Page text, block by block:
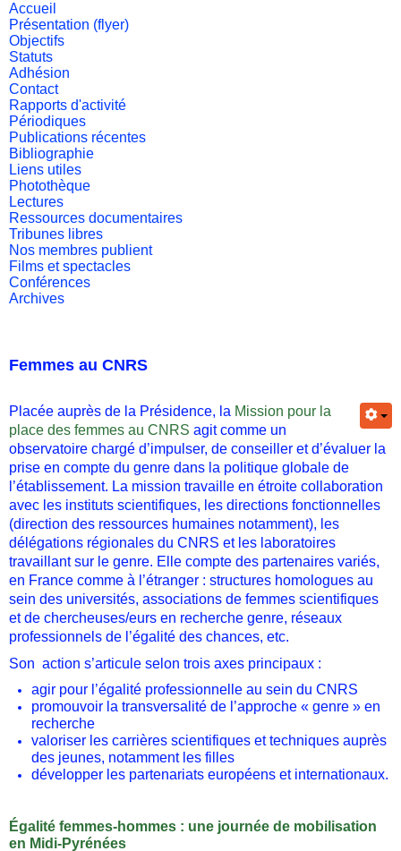
Accueil
Présentation (flyer)
Objectifs
Statuts
Adhésion
Contact
Rapports d'activité
Périodiques
Publications récentes
Bibliographie
Liens utiles
Photothèque
Lectures
Ressources documentaires
Tribunes libres
Nos membres publient
Films et spectacles
Conférences
Archives
Femmes au CNRS
Placée auprès de la Présidence, la Mission pour la
place des femmes au CNRS agit comme un
observatoire chargé d’impulser, de conseiller et d’évaluer la
prise en compte du genre dans la politique globale de
l’établissement. La mission travaille en étroite collaboration
avec les instituts scientifiques, les directions fonctionnelles
(direction des ressources humaines notamment), les
délégations régionales du CNRS et les laboratoires
travaillant sur le genre. Elle compte des partenaires variés,
en France comme à l’étranger : structures homologues au
sein des universités, associations de femmes scientifiques
et de chercheuses/eurs en recherche genre, réseaux
professionnels de l’égalité des chances, etc.
Son action s’articule selon trois axes principaux :
agir pour l’égalité professionnelle au sein du CNRS
promouvoir la transversalité de l’approche « genre » en
recherche
valoriser les carrières scientifiques et techniques auprès
des jeunes, notamment les filles
développer les partenariats européens et internationaux.
Égalité femmes-hommes : une journée de mobilisation
en Midi-Pyrénées